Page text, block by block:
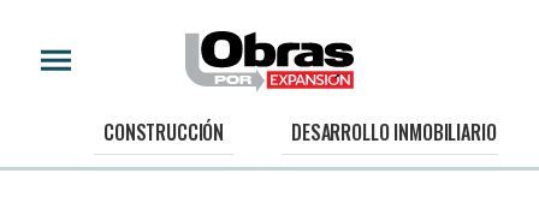
CONSTRUCCIÓN DESARROLLO INMOBILIARIO